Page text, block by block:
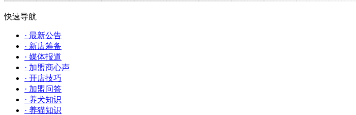
快速导航
· 最新公告
· 新店筹备
· 媒体报道
· 加盟商心声
· 开店技巧
· 加盟问答
· 养犬知识
· 养猫知识